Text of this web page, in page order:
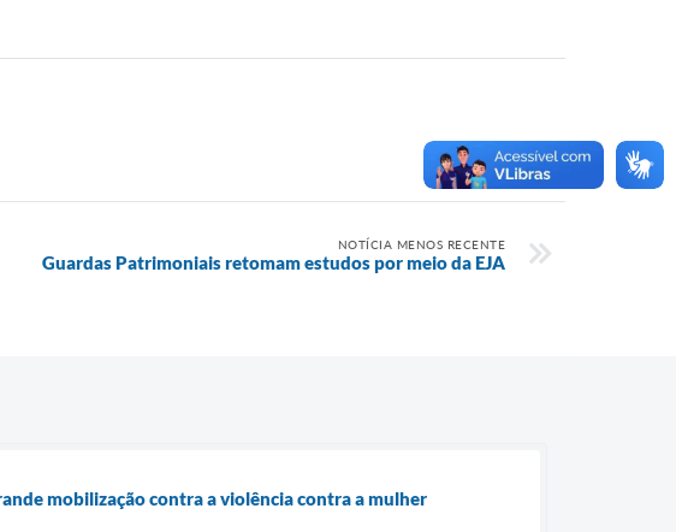
NOTÍCIA MENOS RECENTE
Guardas Patrimoniais retomam estudos por meio da EJA
mobilização contra a violência contra a mulher